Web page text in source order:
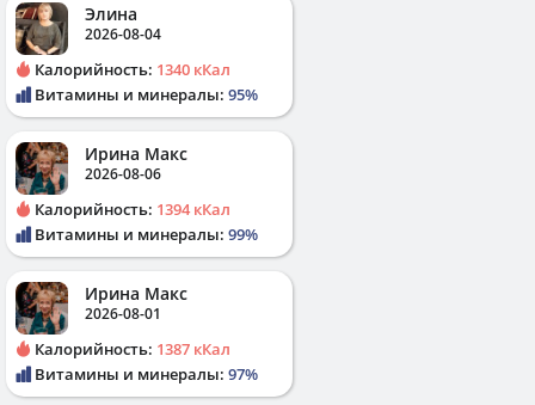
Элина
2026-08-04
Калорийность: 1340 кКал
Витамины и минералы: 95%
Ирина Макс
2026-08-06
Калорийность: 1394 кКал
Витамины и минералы: 99%
Ирина Макс
2026-08-01
Калорийность: 1387 кКал
Витамины и минералы: 97%